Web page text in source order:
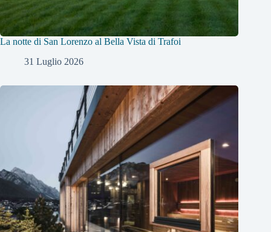
La notte di San Lorenzo al Bella Vista di Trafoi
31 Luglio 2026